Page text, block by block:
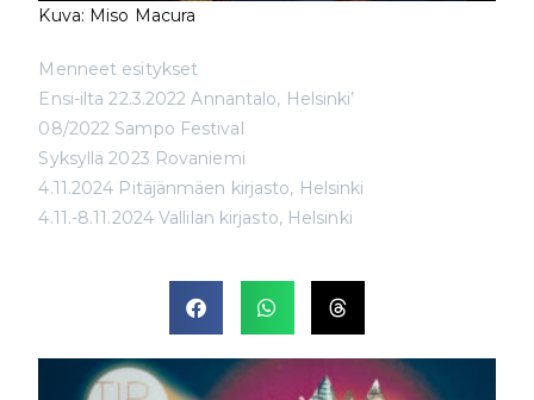
Kuva: Miso Macura
Menneet esitykset
Ensi-ilta 22.3.2022 Annantalo, Helsinki’
08/2022 Sampo Festival
Syksyllä 2023 Rovaniemi
4.11.2024 Pitäjänmäen kirjasto, Helsinki
4.11.-8.11.2024 Vallilan kirjasto, Helsinki